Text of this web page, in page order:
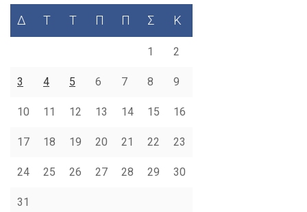
Δ Τ Τ Π Π Σ Κ
1 2
3 4 5 6 7 8 9
10 11 12 13 14 15 16
17 18 19 20 21 22 23
24 25 26 27 28 29 30
31